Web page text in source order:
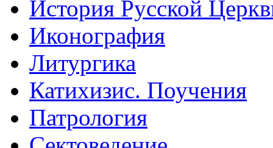
История Русской
Иконография
Литургика
Катихизис. Поучения
Патрология